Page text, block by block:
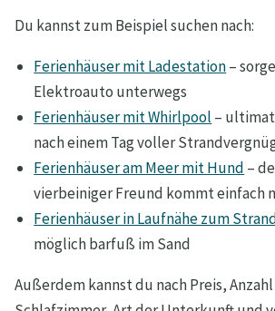
Du kannst zum Beispiel suchen nach:
Ferienhäuser mit Ladestation–
Elektroauto unterwegs
Ferienhäuser mit Whirlpool –
nach einem Tag voller
Ferienhäuser am Meer mit Hund –
vierbeiniger Freund kommt einfach
Ferienhäuser in Laufnähe zum
möglich barfuß im Sand
Außerdem kannst du nach Preis,